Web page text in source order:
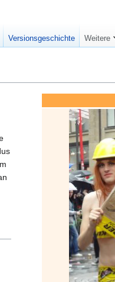
Versionsgeschichte Weitere